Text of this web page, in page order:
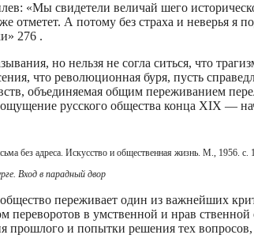
«Мы свидетели величай­ шего
отметет. А потому без страха и неверья я
276 .
но нельзя не согла­ ситься, что
что революционная буря, пусть
объединяемая общим переживанием
русского общества конца XIX —
без адреса. Искусство и общественная жизнь. М., 1956. с.
Вход в парадный двор
переживает один из важнейших
в умственной и нрав­
прошлого и попытки решения тех